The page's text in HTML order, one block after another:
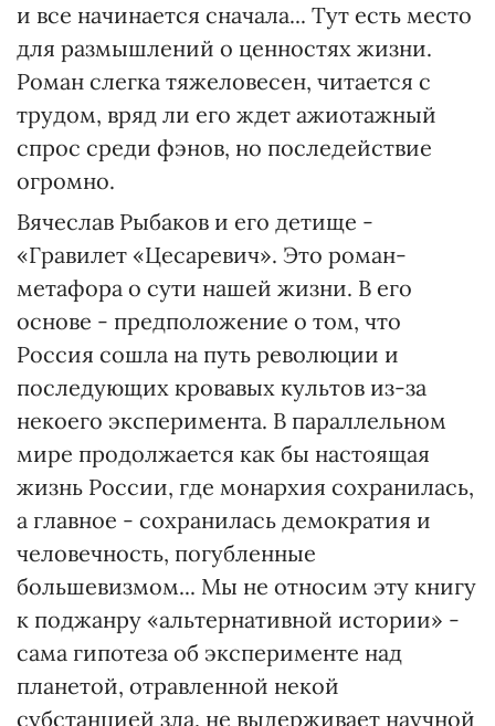
и все начинается сначала... Тут есть место
для размышлений о ценностях жизни.
Роман слегка тяжеловесен, читается с
трудом, вряд ли его ждет ажиотажный
спрос среди фэнов, но последействие
огромно.
Вячеслав Рыбаков и его детище -
«Гравилет «Цесаревич». Это роман-
метафора о сути нашей жизни. В его
основе - предположение о том, что
Россия сошла на путь революции и
последующих кровавых культов из-за
некоего эксперимента. В параллельном
мире продолжается как бы настоящая
жизнь России, где монархия сохранилась,
а главное - сохранилась демократия и
человечность, погубленные
большевизмом... Мы не относим эту книгу
к поджанру «альтернативной истории» -
сама гипотеза об эксперименте над
планетой, отравленной некой
субстанцией зла, не выдерживает научной